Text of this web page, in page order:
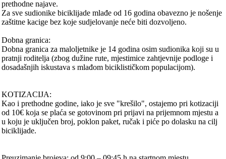
prethodne najave.
Za sve sudionike biciklijade mlađe od 16 godina obavezno je nošenje
zaštitne kacige bez koje sudjelovanje neće biti dozvoljeno.
Dobna granica:
Dobna granica za maloljetnike je 14 godina osim sudionika koji su u
pratnji roditelja (zbog dužine rute, mjestimice zahtjevnije podloge i
dosadašnjih iskustava s mlađom biciklističkom populacijom).
KOTIZACIJA:
Kao i prethodne godine, iako je sve "krešilo", ostajemo pri kotizaciji
od 10€ koja se plaća se gotovinom pri prijavi na prijemnom mjestu a
u koju je uključen broj, poklon paket, ručak i piće po dolasku na cilj
biciklijade.